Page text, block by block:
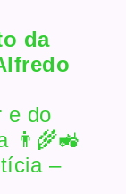
da
e do
👨‍🌾🚜
–